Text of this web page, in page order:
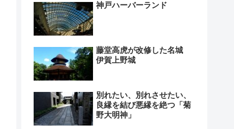
神戸ハーバーランド
藤堂高虎が改修した名城
伊賀上野城
別れたい、別れさせたい、
良縁を結び悪縁を絶つ「菊
野大明神」